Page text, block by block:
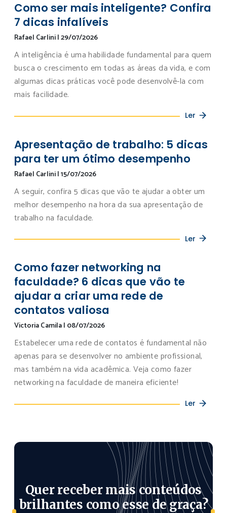
Como ser mais inteligente? Confira
7 dicas infalíveis
Rafael Carlini|29/07/2026
A inteligência é uma habilidade fundamental para quem
busca o crescimento em todas as áreas da vida, e com
algumas dicas práticas você pode desenvolvê-la com
mais facilidade.
Ler
Apresentação de trabalho: 5 dicas
para ter um ótimo desempenho
Rafael Carlini|15/07/2026
A seguir, confira 5 dicas que vão te ajudar a obter um
melhor desempenho na hora da sua apresentação de
trabalho na faculdade.
Ler
Como fazer networking na
faculdade? 6 dicas que vão te
ajudar a criar uma rede de
contatos valiosa
Victoria Camila| 08/07/2026
Estabelecer uma rede de contatos é fundamental não
apenas para se desenvolver no ambiente profissional,
mas também na vida acadêmica. Veja como fazer
networking na faculdade de maneira eficiente!
Ler
Quer receber mais conteúdos
brilhantes como esse de graça?